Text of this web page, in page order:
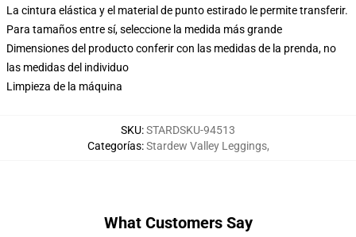
La cintura elástica y el material de punto estirado le permite transferir.
Para tamaños entre sí, seleccione la medida más grande
Dimensiones del producto conferir con las medidas de la prenda, no
las medidas del individuo
Limpieza de la máquina
SKU:STARDSKU-94513
Categorías:Stardew Valley Leggings,
What Customers Say